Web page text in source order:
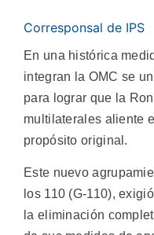
Corresponsal de IPS
En una histórica
integran la OMC se
para lograr que la
multilaterales aliente
propósito original.
Este nuevo
los 110 (G-110),
la eliminación